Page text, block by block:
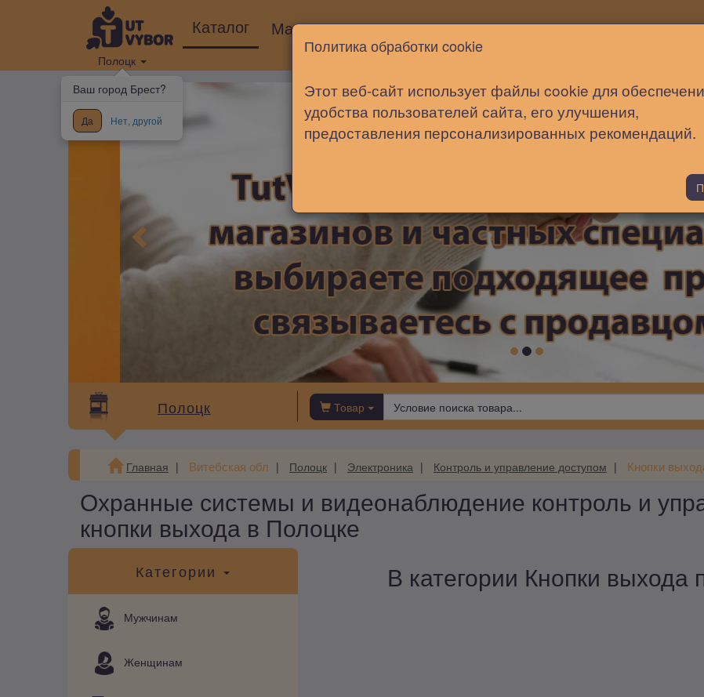
Полоцк
Ваш город Брест?
Да Нет, другой
Каталог Магазины Новости Статьи Помощь
Полоцк Товар
Главная Витебская обл Полоцк Электроника Контроль и управление доступом Кнопки
Охранные системы и видеонаблюдение контроль и
кнопки выхода в Полоцке
Категории
Мужчинам
Женщинам
В категории Кнопки выхода
Политика обработки cookie
Этот веб-сайт использует файлы cookie для
удобства пользователей сайта, его улучшения,
предоставления персонализированных рекомендаций.